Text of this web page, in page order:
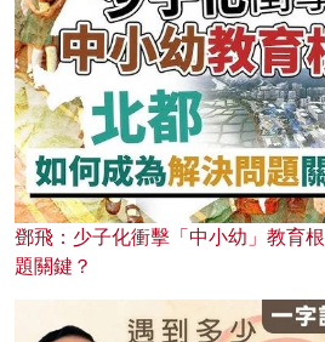
鄧飛：少子化衝擊「中小幼」教育
題關鍵？